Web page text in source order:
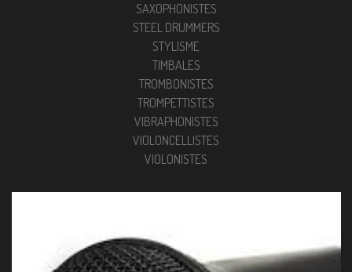
SAXOPHONISTES
STEEL DRUMMERS
STYLISME
TIMBALES
TROMBONISTES
TROMPETTISTES
VIBRAPHONISTES
VIOLONCELLISTES
VIOLONISTES